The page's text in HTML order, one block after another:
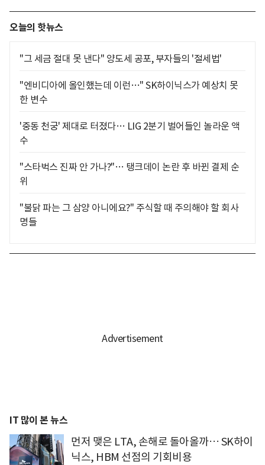
오늘의 핫뉴스
"그 세금 절대 못 낸다" 양도세 공포, 부자들의 '절세법'
"엔비디아에 올인했는데 이런…" SK하이닉스가 예상치 못
한 변수
'중동 천궁' 제대로 터졌다… LIG 2분기 벌어들인 놀라운 액
수
"스타벅스 진짜 안 가나?"… 탱크데이 논란 후 바뀐 결제 순
위
"불닭 파는 그 삼양 아니에요?" 주식할 때 주의해야 할 회사
명들
IT 많이 본 뉴스
먼저 맺은 LTA, 손해로 돌아올까… SK하이
닉스, HBM 선점의 기회비용